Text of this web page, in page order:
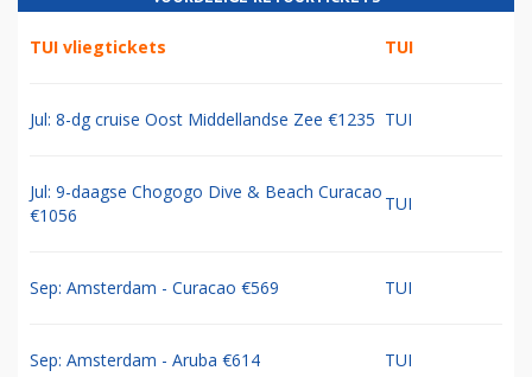
TUI vliegtickets TUI
Jul: 8-dg cruise Oost Middellandse Zee €1235 TUI
Jul: 9-daagse Chogogo Dive & Beach Curacao
€1056
TUI
Sep: Amsterdam - Curacao €569 TUI
Sep: Amsterdam - Aruba €614 TUI